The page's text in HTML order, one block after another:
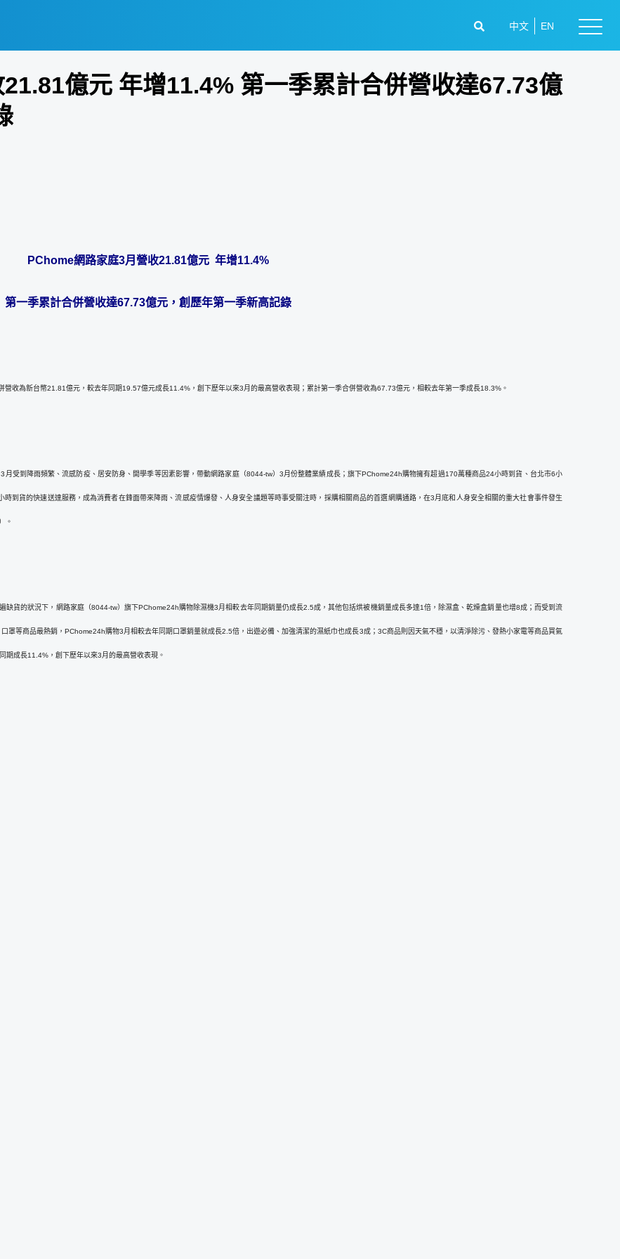
中文 EN
億元 年增11.4% 第一季累計合併營收達67.73億
PChome網路家庭3月營收21.81億元 年增11.4%
第一季累計合併營收達67.73億元，創歷年第一季新高記錄
收為新台幣21.81億元，較去年同期19.57億元成長11.4%，創下歷年以來3月的最高營收表現；累計第一季合併營收為67.73億元，相較去年第一季成長18.3%。
受到降雨頻繁、流感防疫、居安防身、開學季等因素影響，帶動網路家庭（8044-tw）3月份整體業績成長；旗下PChome24h購物擁有超過170萬種商品24小時到貨、台北巿6小
到貨的快速送達服務，成為消費者在鋒面帶來降雨、流感疫情爆發、人身安全議題等時事受關注時，採購相關商品的首選網購通路，在3月底和人身安全相關的重大社會事件發生
。
貨的狀況下，網路家庭（8044-tw）旗下PChome24h購物除濕機3月相較去年同期銷量仍成長2.5成，其他包括烘被機銷量成長多達1倍，除濕盒、乾燥盒銷量也增8成；而受到流
罩等商品最熱銷，PChome24h購物3月相較去年同期口罩銷量就成長2.5倍，出遊必備、加強清潔的濕紙巾也成長3成；3C商品則因天氣不穩，以清淨除污、發熱小家電等商品買氣
期成長11.4%，創下歷年以來3月的最高營收表現。